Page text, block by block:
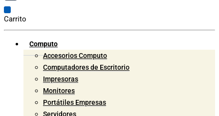
Carrito
Computo
Accesorios Computo
Computadores de Escritorio
Impresoras
Monitores
Portátiles Empresas
Servidores